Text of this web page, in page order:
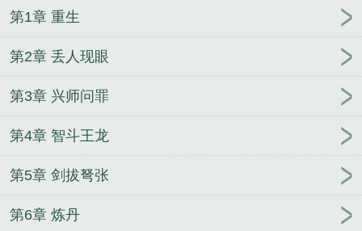
多
开局抱丹修为推演百年国运
玄
年国运 主角第一章丹田被废逐出师门
开局丹田破
碎
我靠炼丹杀疯了主角老婆
主角丹田被废逐出师
门
推演百年国运最
我靠
炼丹杀疯了 第187章
开局丹
主
角丹田被废逐出师门又恢复
主角第一章丹田被废逐
靠炼丹杀疯了原书名叫什么
我
第1章 重生
第2章 丢人现眼
第3章 兴师问罪
第4章 智斗王龙
第5章 剑拔弩张
第6章 炼丹